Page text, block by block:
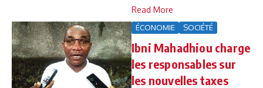
Read More
ÉCONOMIE SOCIÉTÉ
Ibni Mahadhiou charge
les responsables sur
les nouvelles taxes